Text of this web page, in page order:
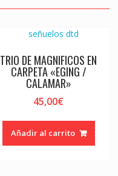
TRIO DE MAGNIFICOS EN
CARPETA «EGING /
CALAMAR»
45,00€
Añadir al carrito